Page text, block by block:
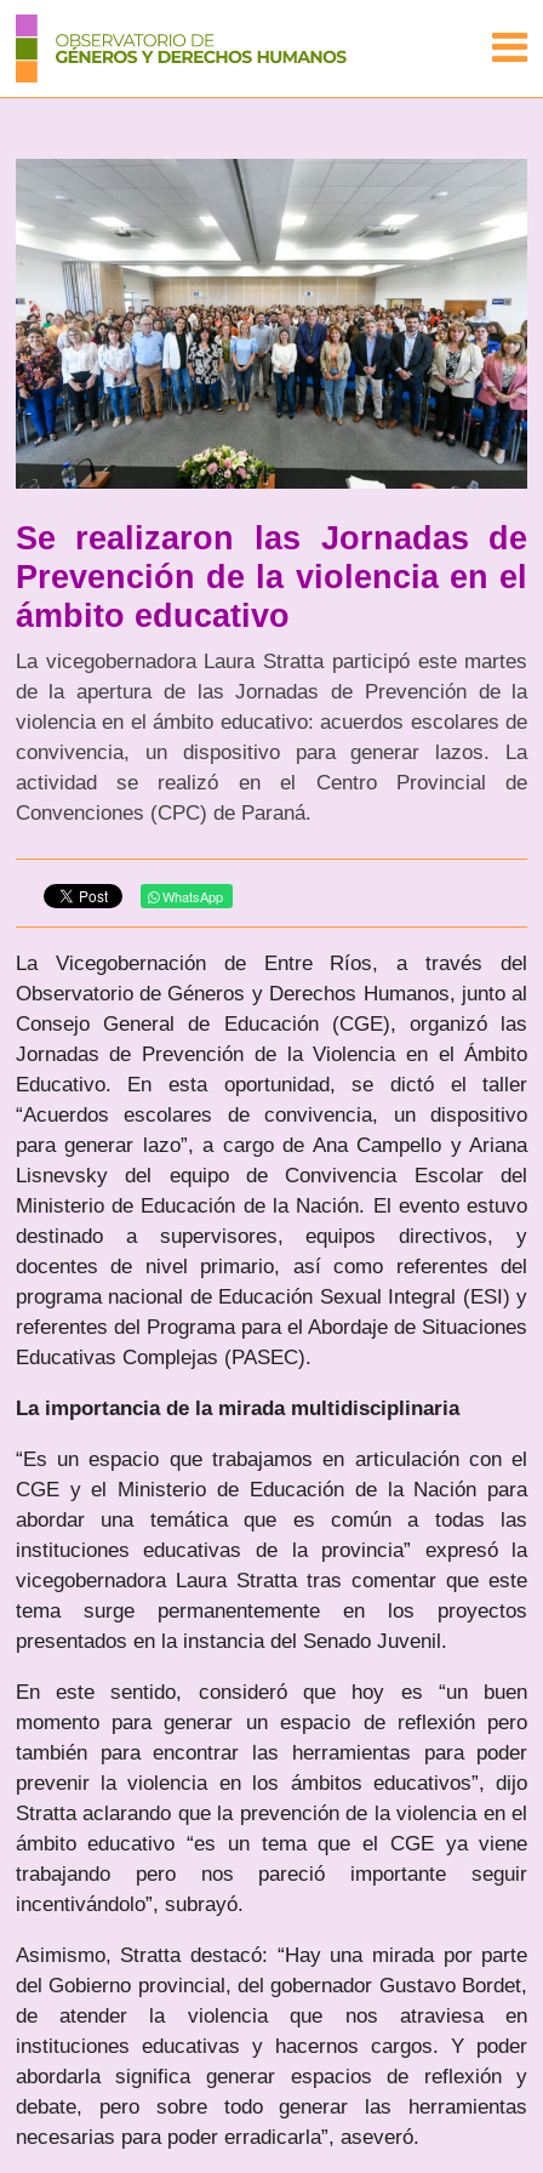
Se realizaron las Jornadas de
Prevención de la violencia en el
ámbito educativo
La vicegobernadora Laura Stratta participó este martes
de la apertura de las Jornadas de Prevención de la
violencia en el ámbito educativo: acuerdos escolares de
convivencia, un dispositivo para generar lazos. La
actividad se realizó en el Centro Provincial de
Convenciones (CPC) de Paraná.
WhatsApp
La Vicegobernación de Entre Ríos, a través del
Observatorio de Géneros y Derechos Humanos, junto al
Consejo General de Educación (CGE), organizó las
Jornadas de Prevención de la Violencia en el Ámbito
Educativo. En esta oportunidad, se dictó el taller
“Acuerdos escolares de convivencia, un dispositivo
para generar lazo”, a cargo de Ana Campello y Ariana
Lisnevsky del equipo de Convivencia Escolar del
Ministerio de Educación de la Nación. El evento estuvo
destinado a supervisores, equipos directivos, y
docentes de nivel primario, así como referentes del
programa nacional de Educación Sexual Integral (ESI) y
referentes del Programa para el Abordaje de Situaciones
Educativas Complejas (PASEC).
La importancia de la mirada multidisciplinaria
“Es un espacio que trabajamos en articulación con el
CGE y el Ministerio de Educación de la Nación para
abordar una temática que es común a todas las
instituciones educativas de la provincia” expresó la
vicegobernadora Laura Stratta tras comentar que este
tema surge permanentemente en los proyectos
presentados en la instancia del Senado Juvenil.
En este sentido, consideró que hoy es “un buen
momento para generar un espacio de reflexión pero
también para encontrar las herramientas para poder
prevenir la violencia en los ámbitos educativos”, dijo
Stratta aclarando que la prevención de la violencia en el
ámbito educativo “es un tema que el CGE ya viene
trabajando pero nos pareció importante seguir
incentivándolo”, subrayó.
Asimismo, Stratta destacó: “Hay una mirada por parte
del Gobierno provincial, del gobernador Gustavo Bordet,
de atender la violencia que nos atraviesa en
instituciones educativas y hacernos cargos. Y poder
abordarla significa generar espacios de reflexión y
debate, pero sobre todo generar las herramientas
necesarias para poder erradicarla”, aseveró.